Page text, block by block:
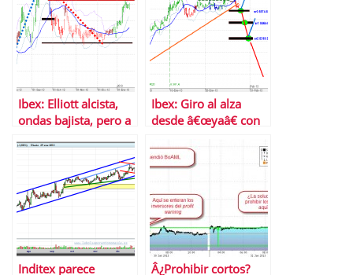
ganar
Ibex: Elliott alcista,
ondas bajista, pero a
sÃ­
Ibex: Giro al alza
desde â€œyaâ€ con
previo
Inditex parece Â¿Prohibir cortos?